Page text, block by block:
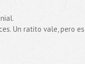
Un ratito vale, pero es